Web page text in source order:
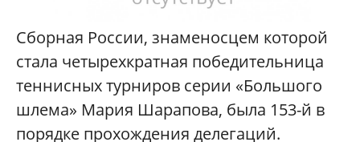
Сборная России, знаменосцем которой
стала четырехкратная победительница
теннисных турниров серии «Большого
шлема» Мария Шарапова, была 153-й в
порядке прохождения делегаций.